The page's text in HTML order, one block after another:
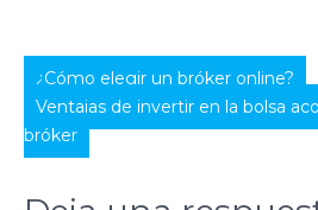
Navegación
de
entradas
¿Cómo elegir un bróker online?
Ventajas de invertir en la bolsa
bróker